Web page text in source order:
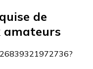
de
amateurs